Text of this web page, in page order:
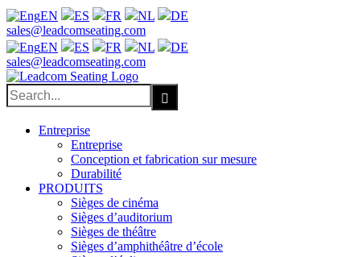
EN ES FR NL
DE
Facebook
X
LinkedIn
YouTube
sales@leadcomseating.com
EN
ES FR NL
DE
sales@leadcomseating.com
Search
for:
Entreprise
Entreprise
Conception et fabrication sur mesure
Durabilité
PRODUITS
Sièges de cinéma
Sièges d’auditorium
Sièges de théâtre
Sièges d’amphithéâtre d’école